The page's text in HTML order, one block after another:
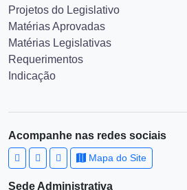
Projetos do Legislativo
Matérias Aprovadas
Matérias Legislativas
Requerimentos
Indicação
Acompanhe nas redes sociais
Mapa do Site
Sede Administrativa